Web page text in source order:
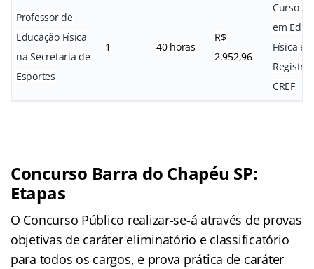
Professor de
Educação Física
na Secretaria de
Esportes
1 40 horas
R$
2.952,96
Curso
em
Física e
Registro
CREF
Concurso Barra do Chapéu SP:
Etapas
O Concurso Público realizar-se-á através de provas
objetivas de caráter eliminatório e classificatório
para todos os cargos, e prova prática de caráter